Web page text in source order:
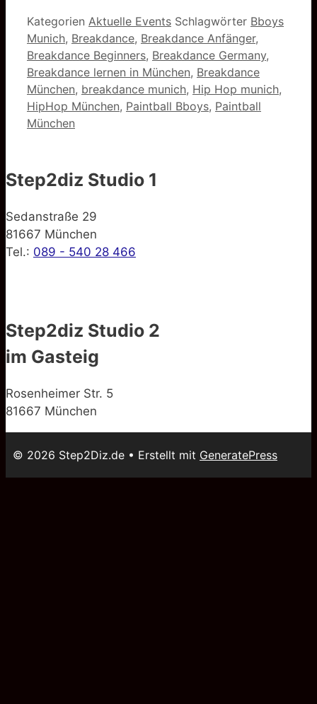
Kategorien Aktuelle Events Schlagwörter Bboys
Munich, Breakdance, Breakdance Anfänger,
Breakdance Beginners, Breakdance Germany,
Breakdance lernen in München, Breakdance
München, breakdance munich, Hip Hop munich,
HipHop München, Paintball Bboys, Paintball
München
Step2diz Studio 1
Sedanstraße 29
81667 München
Tel.: 089 - 540 28 466
Step2diz Studio 2
im Gasteig
Rosenheimer Str. 5
81667 München
© 2026 Step2Diz.de • Erstellt mit GeneratePress